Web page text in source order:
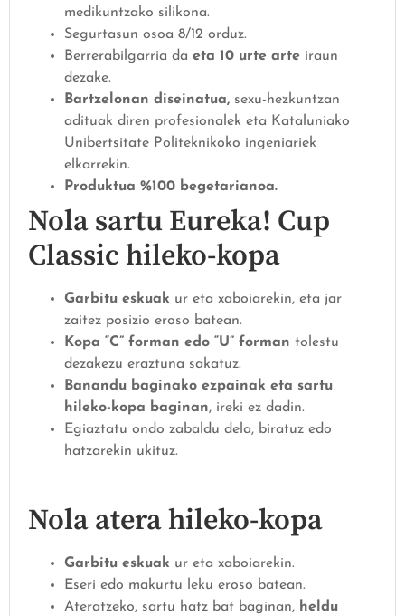
medikuntzako silikona.
Segurtasun osoa 8/12 orduz.
Berrerabilgarria da eta 10 urte arte iraun
dezake.
Bartzelonan diseinatua, sexu-hezkuntzan
adituak diren profesionalek eta Kataluniako
Unibertsitate Politeknikoko ingeniariek
elkarrekin.
Produktua %100 begetarianoa.
Nola sartu Eureka! Cup
Classic hileko-kopa
Garbitu eskuak ur eta xaboiarekin, eta jar
zaitez posizio eroso batean.
Kopa “C” forman edo “U” forman tolestu
dezakezu eraztuna sakatuz.
Banandu baginako ezpainak eta sartu
hileko-kopa baginan, ireki ez dadin.
Egiaztatu ondo zabaldu dela, biratuz edo
hatzarekin ukituz.
Nola atera hileko-kopa
Garbitu eskuak ur eta xaboiarekin.
Eseri edo makurtu leku eroso batean.
Ateratzeko, sartu hatz bat baginan, heldu